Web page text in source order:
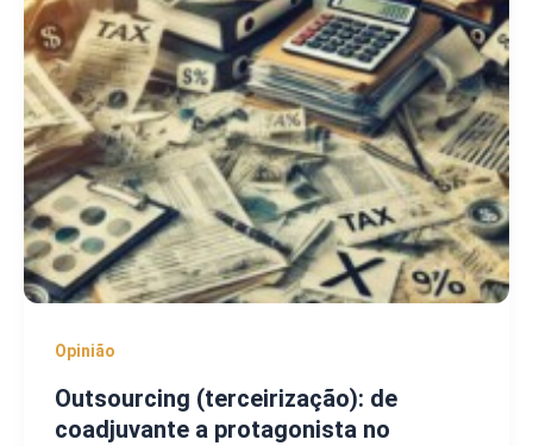
Opinião
Outsourcing (terceirização): de
coadjuvante a protagonista no